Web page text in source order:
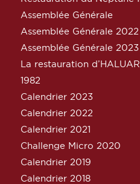
Assemblée Générale
Assemblée Générale 2022
Assemblée Générale 2023
La restauration
1982
Calendrier 2023
Calendrier 2022
Calendrier 2021
Challenge Micro 2020
Calendrier 2019
Calendrier 2018